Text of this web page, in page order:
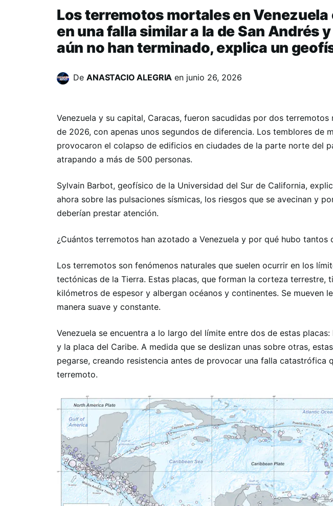
Los terremotos mortales en
en una falla similar a la de San Andrés
aún no han terminado, explica un
De ANASTACIO ALEGRIA en junio 26, 2026
Venezuela y su capital, Caracas, fueron sacudidas por dos terremotos
de 2026, con apenas unos segundos de diferencia. Los temblores de
provocaron el colapso de edificios en ciudades de la parte norte del
atrapando a más de 500 personas.
Sylvain Barbot, geofísico de la Universidad del Sur de California,
ahora sobre las pulsaciones sísmicas, los riesgos que se avecinan y
deberían prestar atención.
¿Cuántos terremotos han azotado a Venezuela y por qué hubo tantos
Los terremotos son fenómenos naturales que suelen ocurrir en los
tectónicas de la Tierra. Estas placas, que forman la corteza terrestre,
kilómetros de espesor y albergan océanos y continentes. Se mueven
manera suave y constante.
Venezuela se encuentra a lo largo del límite entre dos de estas placas:
y la placa del Caribe. A medida que se deslizan unas sobre otras,
pegarse, creando resistencia antes de provocar una falla catastrófica
terremoto.